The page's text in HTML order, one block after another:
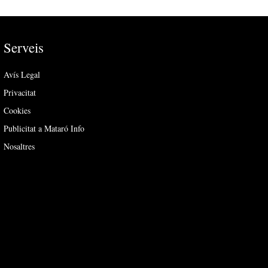
Serveis
Avís Legal
Privacitat
Cookies
Publicitat a Mataró Info
Nosaltres